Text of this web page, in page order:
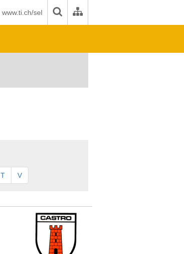
www.ti.ch/sel
T V